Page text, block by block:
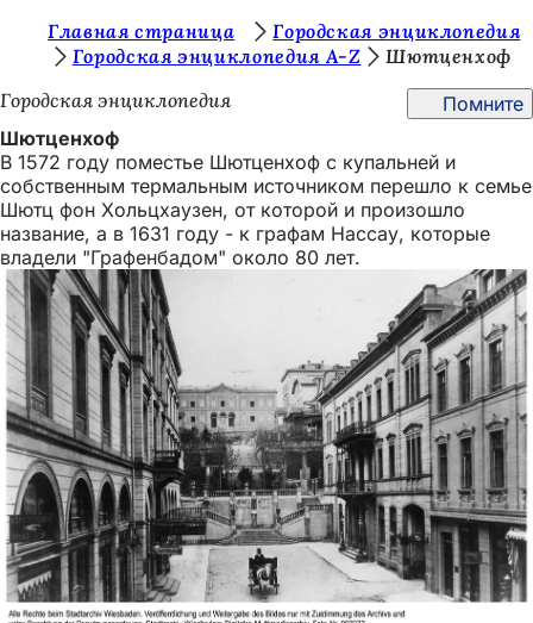
Перейти к содержимому
з
д
е
с
ь
:
Главная страница
Городская энциклопедия
Городская энциклопедия A-Z
Шютценхоф
Городская энциклопедия
Помните
Шютценхоф
В 1572 году поместье Шютценхоф с купальней и
собственным термальным источником перешло к семье
Шютц фон Хольцхаузен, от которой и произошло
название, а в 1631 году - к графам Нассау, которые
владели "Графенбадом" около 80 лет.